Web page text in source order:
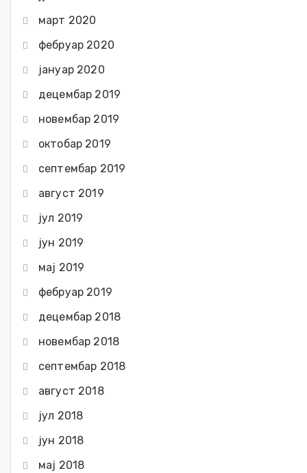
март 2020
фебруар 2020
јануар 2020
децембар 2019
новембар 2019
октобар 2019
септембар 2019
август 2019
јул 2019
јун 2019
мај 2019
фебруар 2019
децембар 2018
новембар 2018
септембар 2018
август 2018
јул 2018
јун 2018
мај 2018